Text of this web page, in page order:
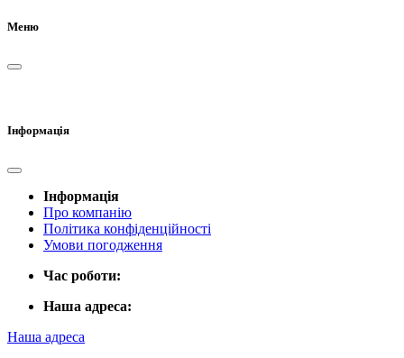
Меню
Інформація
Інформація
Про компанію
Політика конфіденційності
Умови погодження
Час роботи:
Наша адреса:
Наша адреса